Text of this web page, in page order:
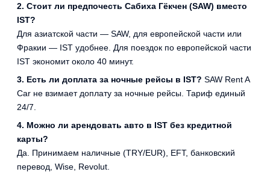
2. Стоит ли предпочесть Сабиха Гёкчен (SAW) вместо
IST?
Для азиатской части — SAW, для европейской части или
Фракии — IST удобнее. Для поездок по европейской части
IST экономит около 40 минут.
3. Есть ли доплата за ночные рейсы в IST? SAW Rent A
Car не взимает доплату за ночные рейсы. Тариф единый
24/7.
4. Можно ли арендовать авто в IST без кредитной
карты?
Да. Принимаем наличные (TRY/EUR), EFT, банковский
перевод, Wise, Revolut.